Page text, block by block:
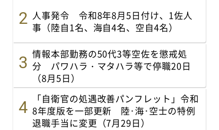
人事発令 令和8年8月5日付け、1佐人
事（陸自1名、海自4名、空自4名）
情報本部勤務の50代3等空佐を懲戒処
分 パワハラ・マタハラ等で停職20日
（8月5日）
「自衛官の処遇改善パンフレット」令和
8年度版を一部更新 陸･海･空士の特例
退職手当に変更（7月29日）